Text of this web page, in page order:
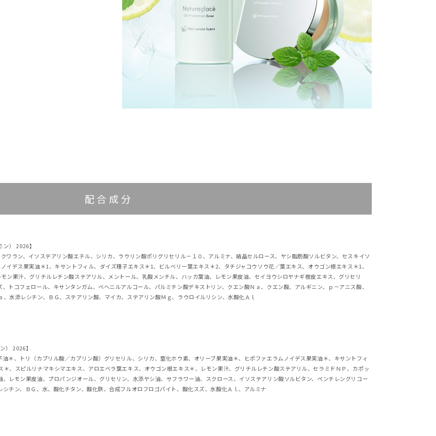
配合成分
） 2026】
ワラン、イソステアリン酸エチル、シリカ、ラウリン酸ポリグリセリル－１０、アルミナ、結晶セルロース、ヤシ脂肪酸ソルビタン、セスキイソ
イデス果実油＊1、キサントフィル、ダイズ種子エキス＊1、ビルベリー葉エキス＊2、タチジャコウソウ花／葉エキス、オウゴン根エキス＊1、
ン果汁、グリチルレチン酸ステアリル、メントール、乳酸メンチル、ハッカ葉油、レモン果皮油、セイヨウシロヤナギ樹皮エキス、グリセリ
トコフェロール、キサンタンガム、ベヘニルアルコール、パルミチン酸デキストリン、クエン酸Ｎａ、クエン酸、アルギニン、ｐ－アニス酸、
水添レシチン、ＢＧ、ステアリン酸、マイカ、ステアリン酸Ｍｇ、ラウロイルリシン、水酸化Ａｌ
） 2026】
＊、トリ（カプリル酸／カプリン酸）グリセリル、シリカ、窒化ホウ素、オリーブ果実油＊、ヒポファエラムノイデス果実油＊、キサントフィ
、スピルリナマキシマエキス、アロエベラ葉エキス、オウゴン根エキス＊、レモン果汁、グリチルレチン酸ステアリル、セラミドＮＰ、カポッ
レモン果皮油、プロパンジオール、グリセリン、水添ヤシ油、サフラワー油、スクロース、イソステアリン酸ソルビタン、ペンチレングリコー
チン、ＢＧ、水、酸化チタン、酸化鉄、合成フルオロフロゴパイト、酸化スズ、水酸化Ａｌ、アルミナ